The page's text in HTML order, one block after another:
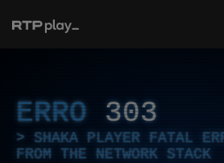
ERRO 303
SHAKA PLAYER FATAL
FROM THE NETWORK STACK